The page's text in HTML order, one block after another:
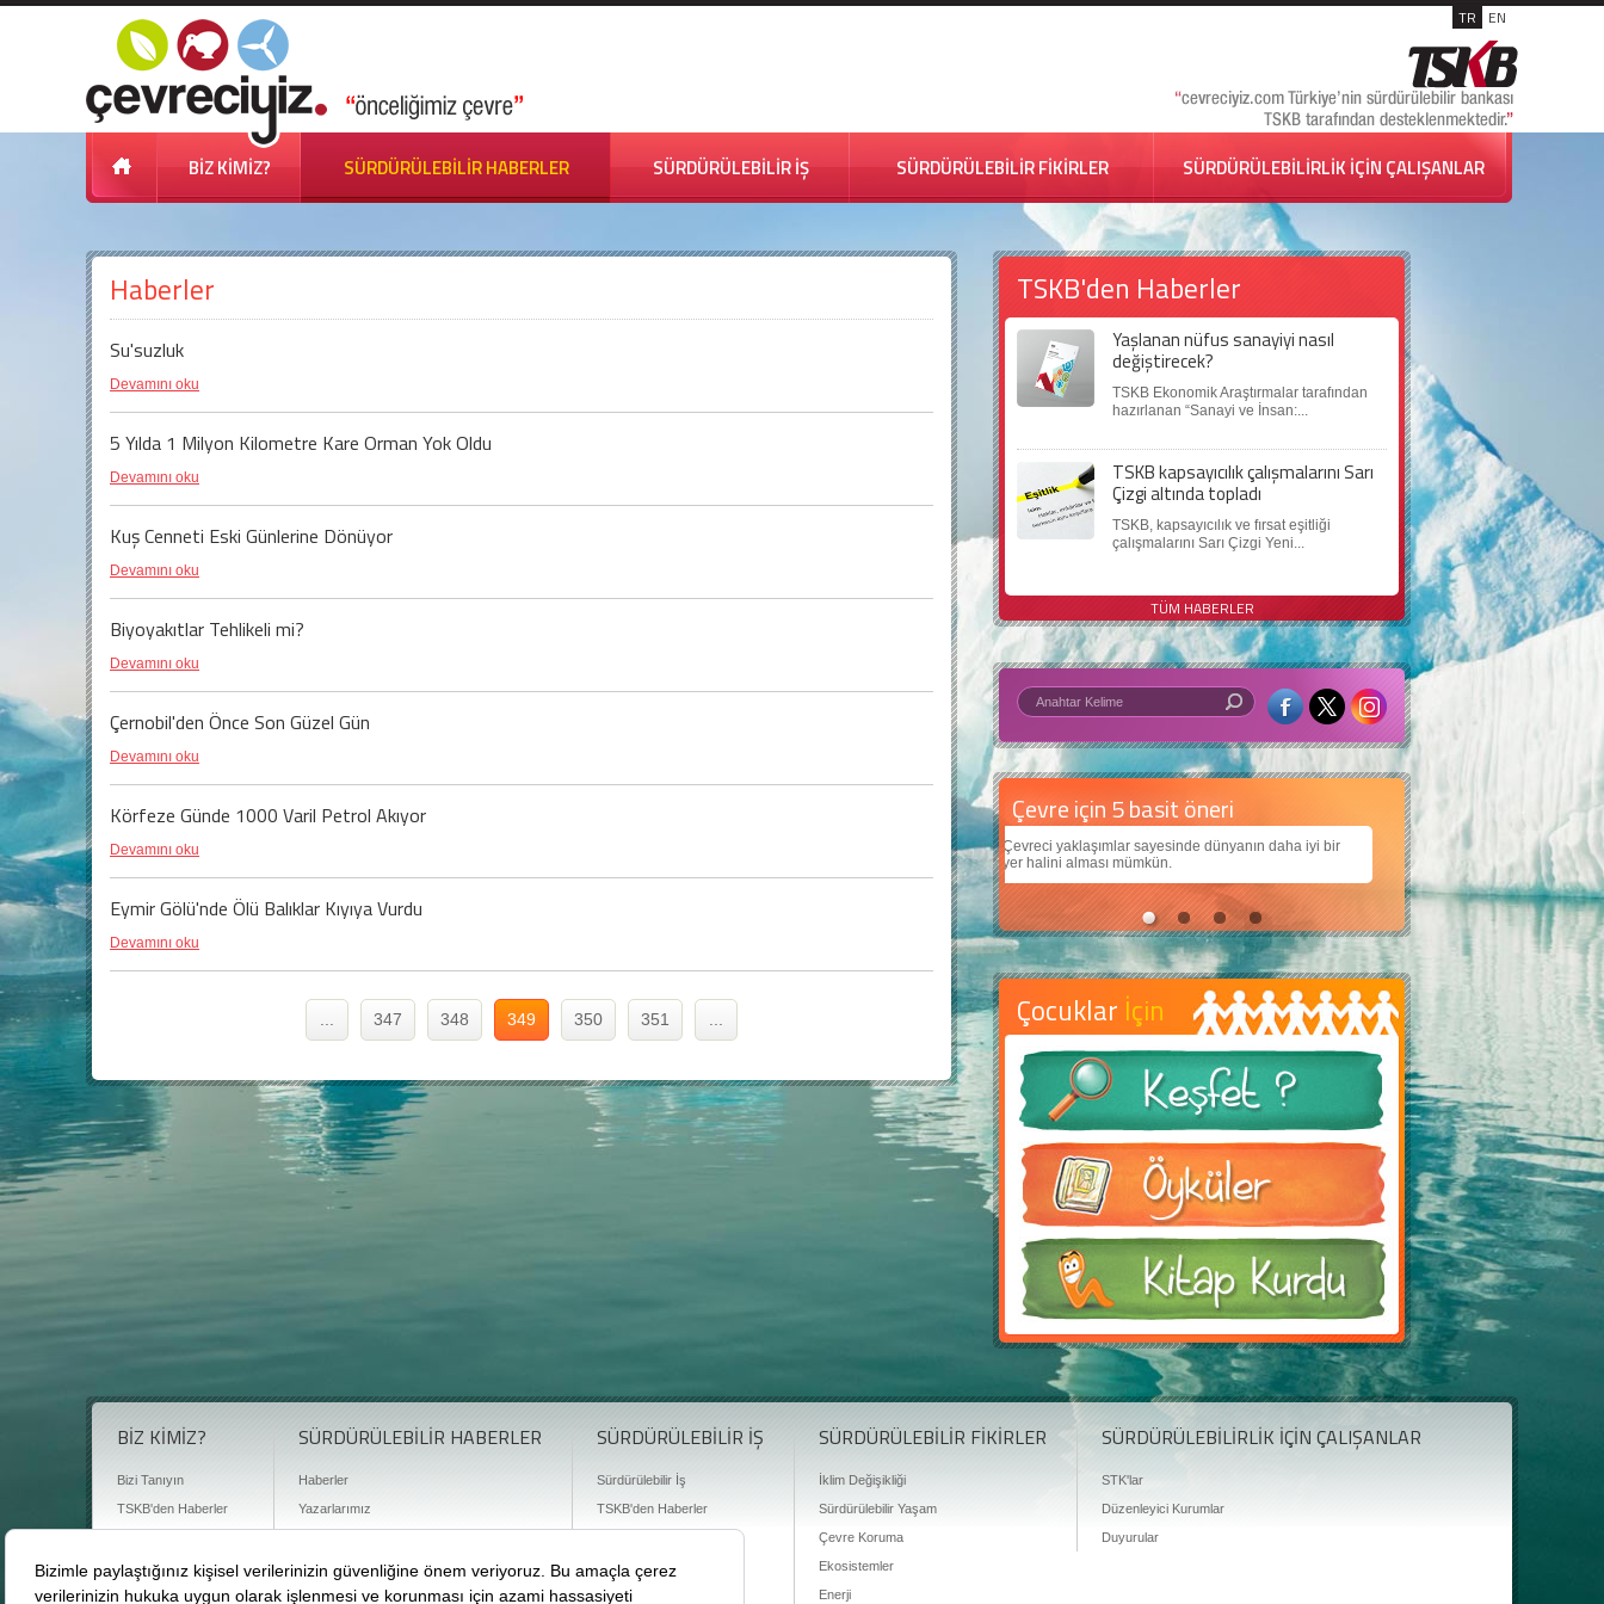
TR EN
BİZ KİMİZ? SÜRDÜRÜLEBİLİR HABERLER SÜRDÜRÜLEBİLİR İŞ SÜRDÜRÜLEBİLİR FİKİRLER SÜRDÜRÜLEBİLİRLİK İÇİN ÇALIŞANLAR
Haberler
Su'suzluk
Devamını oku
5 Yılda 1 Milyon Kilometre Kare Orman Yok Oldu
Devamını oku
Kuş Cenneti Eski Günlerine Dönüyor
Devamını oku
Biyoyakıtlar Tehlikeli mi?
Devamını oku
Çernobil'den Önce Son Güzel Gün
Devamını oku
Körfeze Günde 1000 Varil Petrol Akıyor
Devamını oku
Eymir Gölü'nde Ölü Balıklar Kıyıya Vurdu
Devamını oku
347 348 349 350 351
TSKB'den Haberler
Yaşlanan nüfus sanayiyi nasıl
değiştirecek?
TSKB Ekonomik Araştırmalar tarafından
hazırlanan “Sanayi ve İnsan:...
TSKB kapsayıcılık çalışmalarını Sarı
Çizgi altında topladı
TSKB, kapsayıcılık ve fırsat eşitliği
çalışmalarını Sarı Çizgi Yeni...
TÜM HABERLER
Çevre için 5 basit öneri
sayesinde dünyanın daha iyi bir
Daha iyi bir dünya için yapay zekâ
Çocuklarımıza daha güzel bir dünya bırakabilmek için
teknolojiden nasıl yararlanırız?
Çocuklar İçin
BİZ KİMİZ?
Bizi Tanıyın
TSKB'den Haberler
Basın Odası
Bize Ulaşın
SÜRDÜRÜLEBİLİR HABERLER
Haberler
Yazarlarımız
Sürdürülebilirlik Kütüphanesi
Karbon Sayacı
SÜRDÜRÜLEBİLİR İŞ
Sürdürülebilir İş
TSKB'den Haberler
SÜRDÜRÜLEBİLİR FİKİRLER
İklim Değişikliği
Sürdürülebilir Yaşam
Çevre Koruma
Ekosistemler
Enerji
SÜRDÜRÜLEBİLİRLİK İÇİN ÇALIŞANLAR
STK'lar
Düzenleyici Kurumlar
Duyurular